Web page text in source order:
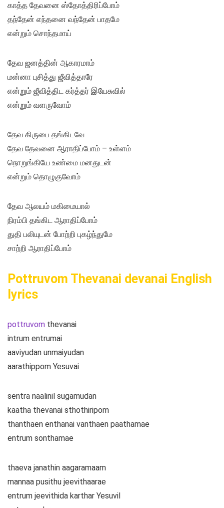
காத்த தேவனை ஸ்தோத்திரிப்போம்
தந்தேன் எந்தனை வந்தேன் பாதமே
என்றும் சொந்தமாய்
தேவ ஜனத்தின் ஆகாரமாம்
மன்னா புசித்து ஜீவித்தாரே
என்றும் ஜீவித்திட கர்த்தர் இயேசுவில்
என்றும் வளருவோம்
தேவ கிருபை தங்கிடவே
தேவ தேவனை ஆராதிப்போம் – உள்ளம்
நொறுங்கியே உண்மை மனதுடன்
என்றும் தொழுகுவோம்
தேவ ஆலயம் மகிமையால்
நிரம்பி தங்கிட ஆராதிப்போம்
துதி பலியுடன் போற்றி புகழ்ந்துமே
சாற்றி ஆராதிப்போம்
Pottruvom Thevanai devanai English
lyrics
pottruvom thevanai
intrum entrumai
aaviyudan unmaiyudan
aarathippom Yesuvai
sentra naalinil sugamudan
kaatha thevanai sthothiripom
thanthaen enthanai vanthaen paathamae
entrum sonthamae
thaeva janathin aagaramaam
mannaa pusithu jeevithaarae
entrum jeevithida karthar Yesuvil